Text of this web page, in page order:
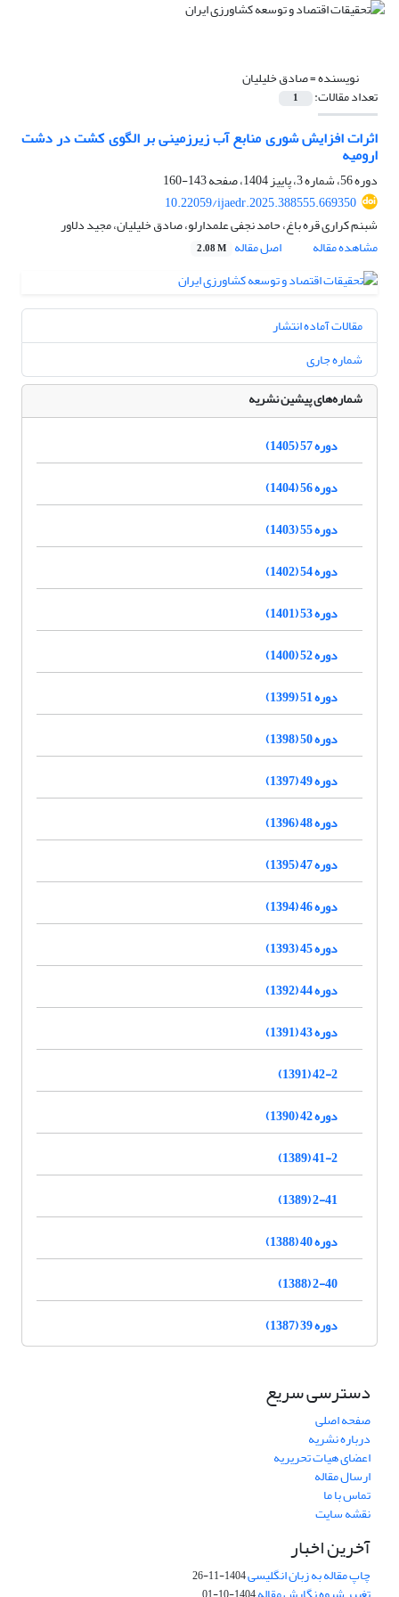
نویسنده =صادق خلیلیان
تعداد مقالات: 1
اثرات افزایش شوری منابع آب زیرزمینی بر الگوی کشت در دشت
ارومیه
دوره 56، شماره 3، پاییز 1404، صفحه
143-160
10.22059/ijaedr.2025.388555.669350
شبنم کراری قره باغ، حامد نجفی علمدارلو، صادق خلیلیان، مجید دلاور
مشاهده مقاله
اصل مقاله 2.08 M
مقالات آماده انتشار
شماره جاری
شماره‌های پیشین نشریه
دوره 57 (1405)
دوره 56 (1404)
دوره 55 (1403)
دوره 54 (1402)
دوره 53 (1401)
دوره 52 (1400)
دوره 51 (1399)
دوره 50 (1398)
دوره 49 (1397)
دوره 48 (1396)
دوره 47 (1395)
دوره 46 (1394)
دوره 45 (1393)
دوره 44 (1392)
دوره 43 (1391)
42-2 (1391)
دوره 42 (1390)
41-2 (1389)
2-41 (1389)
دوره 40 (1388)
2-40 (1388)
دوره 39 (1387)
دسترسی سریع
صفحه اصلی
درباره نشریه
اعضای هیات تحریریه
ارسال مقاله
تماس با ما
نقشه سایت
آخرین اخبار
چاپ مقاله به زبان انگلیسی1404-11-26